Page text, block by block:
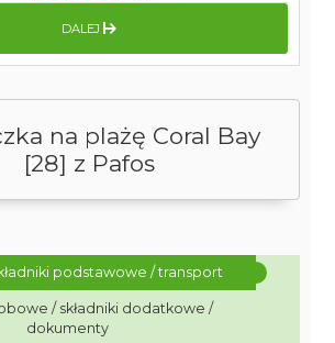
na plażę Coral Bay
[28] z Pafos
podstawowe / transport
/ składniki dodatkowe /
dokumenty
DALEJ